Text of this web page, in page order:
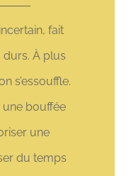
fait
durs. À plus
s’essouffle.
une bouffée
une
du temps